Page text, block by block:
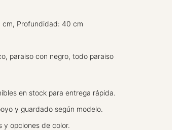
cm, Profundidad: 40 cm
paraiso con negro, todo paraiso
en stock para entrega rápida.
y guardado según modelo.
y opciones de color.